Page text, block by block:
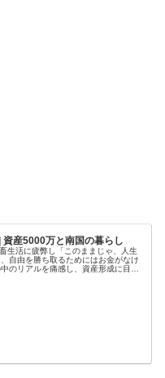
資産5000万と南国の暮らし
生活に疲弊し「このままじゃ、人生
自由を勝ち取るためにはお金がなけ
のリアルを痛感し、資産形成に目覚